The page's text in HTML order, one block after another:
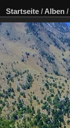
Startseite / Alben /